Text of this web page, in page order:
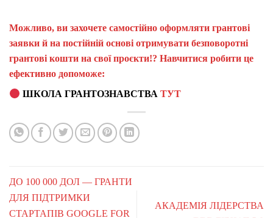
Можливо, ви захочете самостійно оформляти грантові
заявки й на постійній основі отримувати безповоротні
грантові кошти на свої проєкти!? Навчитися робити це
ефективно допоможе:
ШКОЛА ГРАНТОЗНАВСТВАТУТ
ДО 100 000 ДОЛ — ГРАНТИ
ДЛЯ ПІДТРИМКИ
СТАРТАПІВ GOOGLE FOR
АКАДЕМІЯ ЛІДЕРСТВА